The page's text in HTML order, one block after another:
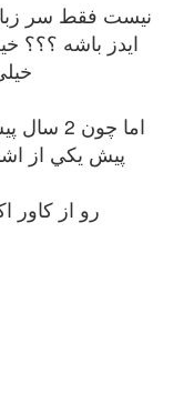
نيست فقط سر
ايدز باشه ؟؟؟
اما چون
پيش يكي از
رو از كاور